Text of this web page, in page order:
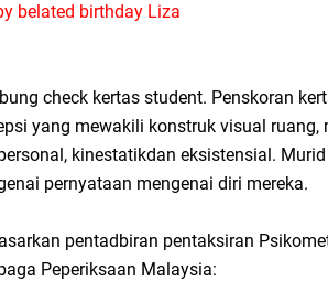
belated birthday Liza
check kertas student. Penskoran
yang mewakili konstruk visual ruang,
kinestatikdan eksistensial.
pernyataan mengenai diri mereka.
pentadbiran pentaksiran
Peperiksaan Malaysia: